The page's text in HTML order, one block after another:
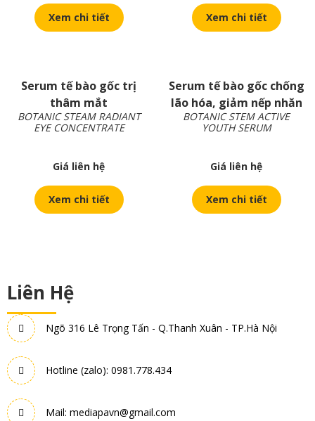
Xem chi tiết Xem chi tiết
Serum tế bào gốc trị
thâm mắt
BOTANIC STEAM RADIANT
EYE CONCENTRATE
Giá liên hệ
Xem chi tiết
Serum tế bào gốc chống
lão hóa, giảm nếp nhăn
BOTANIC STEM ACTIVE
YOUTH SERUM
Giá liên hệ
Xem chi tiết
Liên Hệ
Ngõ 316 Lê Trọng Tấn - Q.Thanh Xuân - TP.Hà Nội
Hotline (zalo): 0981.778.434
Mail: mediapavn@gmail.com